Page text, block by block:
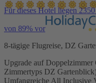
Für dieses Hotel liegen
von 89% vor
8-tägige Flugreise, DZ
Upgrade auf
Zimmertyps DZ
Umfangreiche All Inclusive